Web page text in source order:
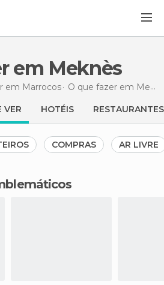
em Meknès
em Marrocos O que fazer em Meknes-Tafilalet
VER HOTÉIS RESTAURANTES
COMPRAS AR LIVRE